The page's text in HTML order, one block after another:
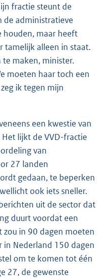
fractie steunt de
de administratieve
houden, maar heeft
tamelijk alleen in staat.
te maken, minister.
moeten haar toch een
ik tegen mijn
een kwestie van
lijkt de VVD-fractie
van
27 landen
gedaan, te beperken
ook iets sneller.
uit de sector dat
duurt voordat een
zou in 90 dagen moeten
in Nederland 150 dagen
om te komen tot één
27, de gewenste